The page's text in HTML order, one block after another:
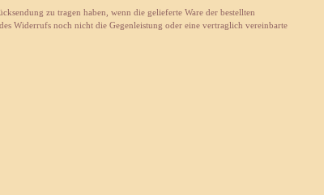
zu tragen haben, wenn die gelieferte Ware der bestellten
Widerrufs noch nicht die Gegenleistung oder eine vertraglich vereinbarte